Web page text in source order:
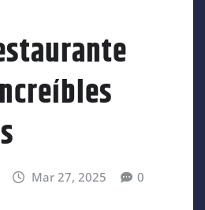
Mar 27, 2025 0